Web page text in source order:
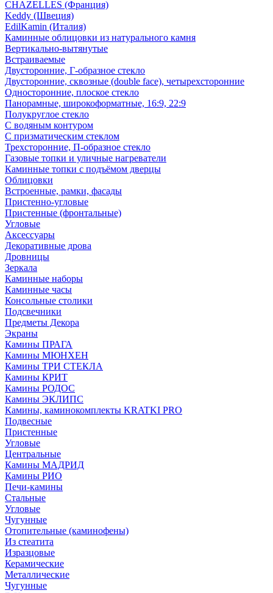
CHAZELLES (Франция)
Keddy (Швеция)
EdilKamin (Италия)
Каминные облицовки из натурального камня
Вертикально-вытянутые
Встраиваемые
Двусторонние, Г-образное стекло
Двусторонние, сквозные (double face), четырехсторонние
Односторонние, плоское стекло
Панорамные, широкоформатные, 16:9, 22:9
Полукруглое стекло
С водяным контуром
С призматическим стеклом
Трехсторонние, П-образное стекло
Газовые топки и уличные нагреватели
Каминные топки с подъёмом дверцы
Облицовки
Встроенные, рамки, фасады
Пристенно-угловые
Пристенные (фронтальные)
Угловые
Аксессуары
Декоративные дрова
Дровницы
Зеркала
Каминные наборы
Каминные часы
Консольные столики
Подсвечники
Предметы Декора
Экраны
Камины ПРАГА
Камины МЮНХЕН
Камины ТРИ СТЕКЛА
Камины КРИТ
Камины РОДОС
Камины ЭКЛИПС
Камины, каминокомплекты KRATKI PRO
Подвесные
Пристенные
Угловые
Центральные
Камины МАДРИД
Камины РИО
Печи-камины
Стальные
Угловые
Чугунные
Отопительные (каминофены)
Из стеатита
Изразцовые
Керамические
Металлические
Чугунные